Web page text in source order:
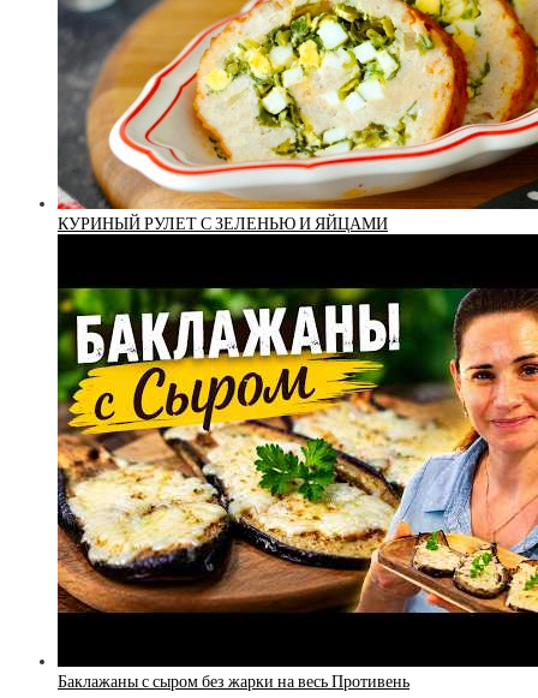
КУРИНЫЙ РУЛЕТ С ЗЕЛЕНЬЮ И ЯЙЦАМИ
Баклажаны с сыром без жарки на весь Противень